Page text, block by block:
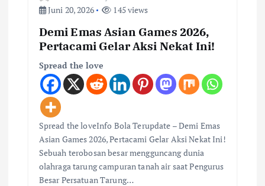
Juni 20, 2026
145 views
Demi Emas Asian Games 2026,
Pertacami Gelar Aksi Nekat Ini!
Spread the love
Spread the loveInfo Bola Terupdate – Demi Emas
Asian Games 2026, Pertacami Gelar Aksi Nekat Ini!
Sebuah terobosan besar mengguncang dunia
olahraga tarung campuran tanah air saat Pengurus
Besar Persatuan Tarung…